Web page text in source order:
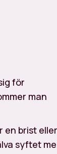
för
man
en brist eller
syftet